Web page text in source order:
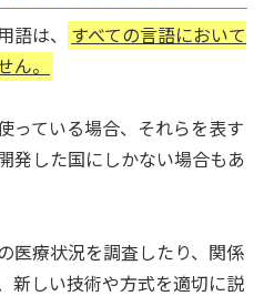
語は、
すべての言語において
ん。
っている場合、それらを表す
発した国にしかない場合もあ
医療状況を調査したり、関係
新しい技術や方式を適切に説